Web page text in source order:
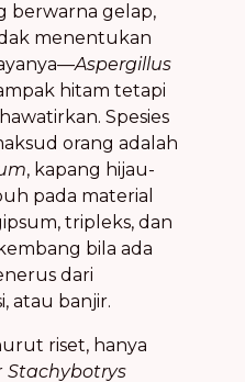
berwarna gelap,
menentukan
Aspergillus
hitam tetapi
Spesies
orang adalah
, kapang hijau-
pada material
tripleks, dan
bila ada
dari
atau banjir.
riset, hanya
Stachybotrys